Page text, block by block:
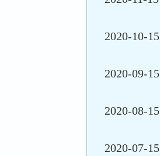
2020-10-15
2020-09-15
2020-08-15
2020-07-15